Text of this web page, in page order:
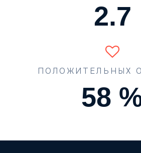
3.7
ПОЛОЖИТЕЛЬНЫХ
80